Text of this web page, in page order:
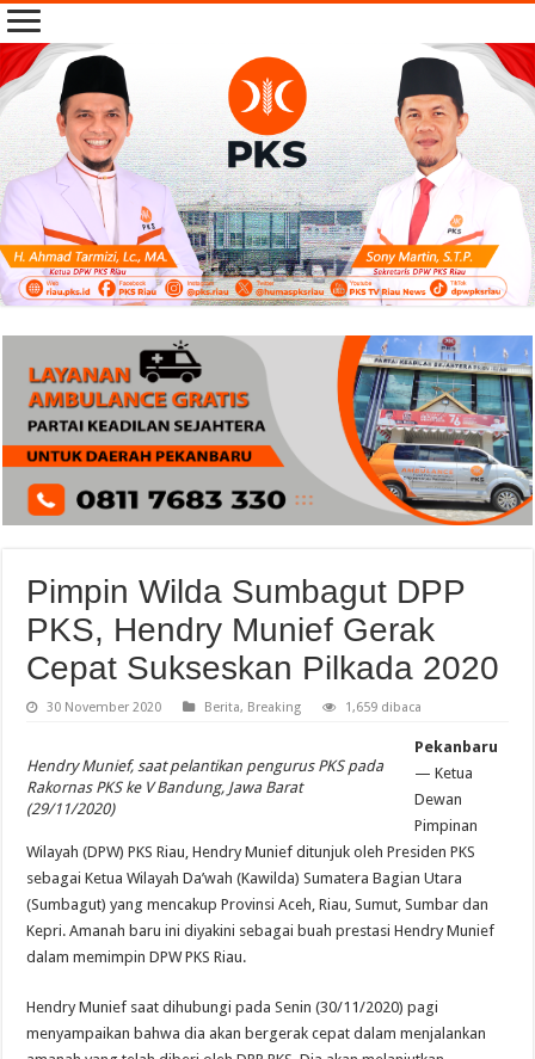
Pimpin Wilda Sumbagut DPP
PKS, Hendry Munief Gerak
Cepat Sukseskan Pilkada 2020
30 November 2020 Berita, Breaking 1,659 dibaca
Hendry Munief, saat pelantikan pengurus PKS pada
Rakornas PKS ke V Bandung, Jawa Barat
(29/11/2020)
Pekanbaru
— Ketua
Dewan
Pimpinan
Wilayah (DPW) PKS Riau, Hendry Munief ditunjuk oleh Presiden PKS
sebagai Ketua Wilayah Da’wah (Kawilda) Sumatera Bagian Utara
(Sumbagut) yang mencakup Provinsi Aceh, Riau, Sumut, Sumbar dan
Kepri. Amanah baru ini diyakini sebagai buah prestasi Hendry Munief
dalam memimpin DPW PKS Riau.
Hendry Munief saat dihubungi pada Senin (30/11/2020) pagi
menyampaikan bahwa dia akan bergerak cepat dalam menjalankan